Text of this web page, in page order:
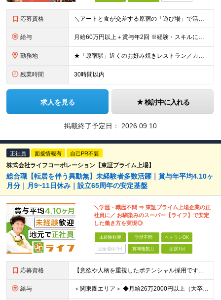
応募資格 ＼アートと食が交差する原宿の「遊び場」で活躍する／ ●飲食業界での店舗運営（店長・副店長等）経験をお持ちの方（業態不問） ●キッチン業務（仕込み等）の経験をお持ちの方 ※売上・経費管理等の数値管理経験
給与 月給60万円以上＋賞与年2回 ※経験・スキルに応じて給与を決定します ※店長＝管理監督者となり残業代の支給はありません ※上記金額には職能給、期待給、役職手当が含まれます ※試用期間は3～6ヶ月。そ
勤務地 ★「原宿駅」近くのお好み焼きレストラン／カフェバー勤務 住所／東京都渋谷区神宮前 3-20-1 ※転居を伴う転勤はありません （変更の範囲）上記勤務地を除く当社関連勤務地 ※本求人は［有限会社さく
残業時間 30時間以内
求人を見る 検討中に入れる
掲載終了予定日： 2026.09.10
正社員 面接情報有 自己PR不要
株式会社ライフコーポレーション【東証プライム上場】
総合職【転居を伴う異動無】未経験者多数活躍｜賞与年平均4.10ヶ
月分｜月9~11日休み｜設立65周年の安定基盤
＼学歴・職歴不問 ⇒ 東証プライム上場企業の正
社員に／ お馴染みのスーパー【ライフ】で安定
した働き方を実現◎
未経験歓迎 学歴不問 ベテランOK
完全週休2日 賞与複数月 面接1回
応募資格 【意欲や人柄を重視したポテンシャル採用です】 ◆学歴不問 ◆職種・業種未経験歓迎 ◆35歳以下の方を募集【若年層の長期キャリア形成を図るため】 ◎第二新卒の方、社会人デビューという方も歓迎します
給与 ＜関東圏エリア＞ ◆月給26万2000円以上（大卒） ◆月給25万2000円以上（短大・専門卒） ◆月給24万2000円以上（高卒・その他） ＜関西圏エリア＞ ◆月給25万4000円以上（大卒） ◆